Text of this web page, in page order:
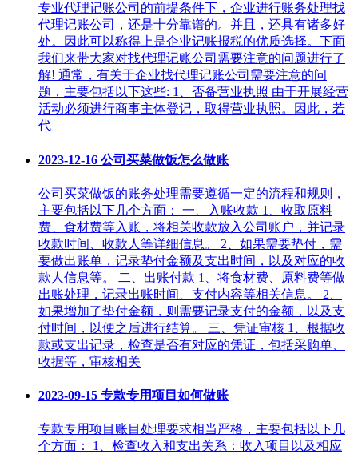
专业代理记账公司的前提条件下，企业进行账务处理找
代理记账公司，还是十分靠谱的。并且，还具有诸多好
处。因此可以称得上是企业记账报税的优质选择。下面
我们来带大家对找代理记账公司需要注意的问题进行了
解! 通常，有关于企业找代理记账公司需要注意的问
题，主要包括以下这些: 1、否备营业执照 由于开展经营
活动必须进行商事主体登记，取得营业执照。因此，若
代
2023-12-16 公司买菜做饭怎么做账
公司买菜做饭的账务处理需要遵循一定的流程和规则，
主要包括以下几个方面： 一、入账收款 1、收取原料
费、食材费等入账，将相关收款放入公司账户，并记录
收款时间、收款人等详细信息。 2、如果需要垫付，需
要做出账单，记录垫付金额及支出时间，以及对应的收
款人信息等。 二、出账付款 1、将食材费、原料费等做
出账处理，记录出账时间、支付内容等相关信息。 2、
如果增加了垫付金额，则需要记录支付的金额，以及支
付时间，以便之后进行结算。 三、凭证审核 1、根据收
款或支出记录，检查是否有对应的凭证，包括采购单、
收据等，审核相关
2023-09-15 专款专用项目如何做账
专款专用项目账目处理要求相当严格，主要包括以下几
个方面： 1、检查收入和支出关系：收入项目以及相应